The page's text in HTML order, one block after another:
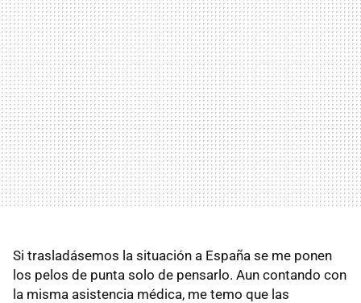
Si trasladásemos la situación a España se me ponen
los pelos de punta solo de pensarlo. Aun contando con
la misma asistencia médica, me temo que las